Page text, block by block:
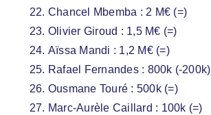
Chancel Mbemba : 2 M€ (=)
Olivier Giroud : 1,5 M€ (=)
Aïssa Mandi : 1,2 M€ (=)
Rafael Fernandes : 800k (-200k)
Ousmane Touré : 500k (=)
Marc-Aurèle Caillard : 100k (=)